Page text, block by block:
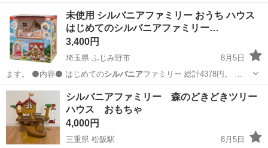
やカップルとの応募OK◎年間休日129日＆休出なしでプライベート充
実♪業務はクリーンルームで快適作業◎自社正社員登用制度あり★1食
300円～の格安食堂あり！《佐...
伊万里市 東山代駅
未使用 シルバニアファミリー おうち ハウス
はじめてのシルバニアファミリー…
3,400円
埼玉県 ふじみ野市
8月5日
ます。 ⚫内容⚫ はじめてのシルバニア ファミリー 総計4378円。 …
埼玉 ふじみ野市 シルバニアファミリー
シルバニアファミリー 森のどきどきツリー
ハウス おもちゃ
4,000円
三重県 松阪駅
8月5日